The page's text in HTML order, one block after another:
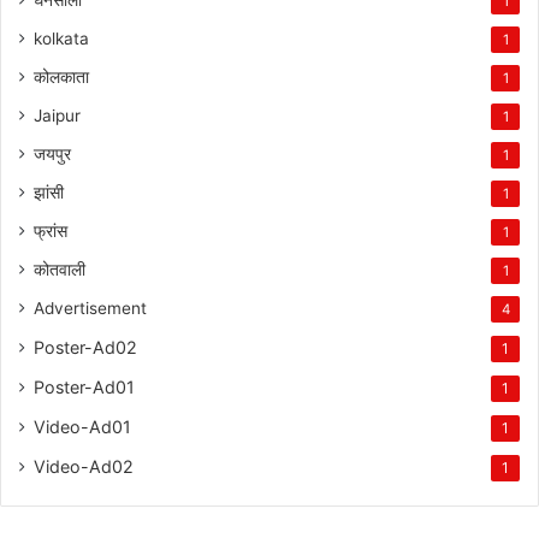
kolkata 1
कोलकाता 1
Jaipur 1
जयपुर 1
झांसी 1
फ्रांस 1
कोतवाली 1
Advertisement 4
Poster-Ad02 1
Poster-Ad01 1
Video-Ad01 1
Video-Ad02 1